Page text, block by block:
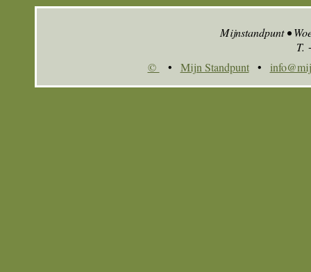
Mijnstandpunt •
T.
©
• Mijn Standpunt •